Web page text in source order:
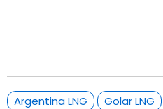
Argentina LNG Golar LNG